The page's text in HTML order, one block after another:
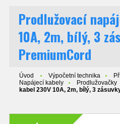
Prodlužovací
10A, 2m, bílý, 3
PremiumCord
Úvod Výpočetní technika
Napájecí kabely
Prodlužovačky
kabel 230V 10A, 2m, bílý, 3